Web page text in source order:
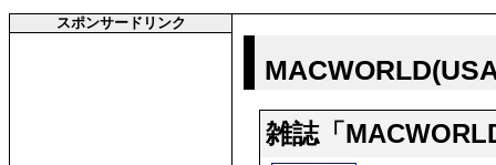
スポンサードリンク
雑誌「